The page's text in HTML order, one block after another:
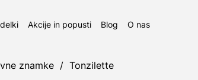
Akcije in popusti Blog O nas
znamke / Tonzilette